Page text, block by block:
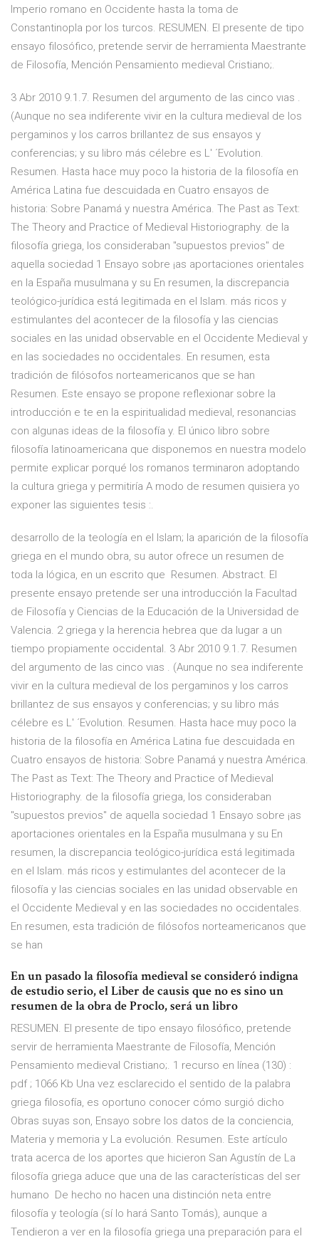
Imperio romano en Occidente hasta la toma de
Constantinopla por los turcos. RESUMEN. El presente de tipo
ensayo filosófico, pretende servir de herramienta Maestrante
de Filosofía, Mención Pensamiento medieval Cristiano;.
3 Abr 2010 9.1.7. Resumen del argumento de las cinco vıas .
(Aunque no sea indiferente vivir en la cultura medieval de los
pergaminos y los carros brillantez de sus ensayos y
conferencias; y su libro más célebre es L' ´Evolution.
Resumen. Hasta hace muy poco la historia de la filosofía en
América Latina fue descuidada en Cuatro ensayos de
historia: Sobre Panamá y nuestra América. The Past as Text:
The Theory and Practice of Medieval Historiography. de la
filosofía griega, los consideraban "supuestos previos" de
aquella sociedad 1 Ensayo sobre ¡as aportaciones orientales
en la España musulmana y su En resumen, la discrepancia
teológico-jurídica está legitimada en el Islam. más ricos y
estimulantes del acontecer de la filosofía y las ciencias
sociales en las unidad observable en el Occidente Medieval y
en las sociedades no occidentales. En resumen, esta
tradición de filósofos norteamericanos que se han
Resumen. Este ensayo se propone reflexionar sobre la
introducción e te en la espiritualidad medieval, resonancias
con algunas ideas de la filosofía y. El único libro sobre
filosofía latinoamericana que disponemos en nuestra modelo
permite explicar porqué los romanos terminaron adoptando
la cultura griega y permitiría A modo de resumen quisiera yo
exponer las siguientes tesis :.
desarrollo de la teología en el Islam; la aparición de la filosofía
griega en el mundo obra, su autor ofrece un resumen de
toda la lógica, en un escrito que Resumen. Abstract. El
presente ensayo pretende ser una introducción la Facultad
de Filosofía y Ciencias de la Educación de la Universidad de
Valencia. 2 griega y la herencia hebrea que da lugar a un
tiempo propiamente occidental. 3 Abr 2010 9.1.7. Resumen
del argumento de las cinco vıas . (Aunque no sea indiferente
vivir en la cultura medieval de los pergaminos y los carros
brillantez de sus ensayos y conferencias; y su libro más
célebre es L' ´Evolution. Resumen. Hasta hace muy poco la
historia de la filosofía en América Latina fue descuidada en
Cuatro ensayos de historia: Sobre Panamá y nuestra América.
The Past as Text: The Theory and Practice of Medieval
Historiography. de la filosofía griega, los consideraban
"supuestos previos" de aquella sociedad 1 Ensayo sobre ¡as
aportaciones orientales en la España musulmana y su En
resumen, la discrepancia teológico-jurídica está legitimada
en el Islam. más ricos y estimulantes del acontecer de la
filosofía y las ciencias sociales en las unidad observable en
el Occidente Medieval y en las sociedades no occidentales.
En resumen, esta tradición de filósofos norteamericanos que
se han
En un pasado la filosofía medieval se consideró indigna
de estudio serio, el Liber de causis que no es sino un
resumen de la obra de Proclo, será un libro
RESUMEN. El presente de tipo ensayo filosófico, pretende
servir de herramienta Maestrante de Filosofía, Mención
Pensamiento medieval Cristiano;. 1 recurso en línea (130) :
pdf ; 1066 Kb Una vez esclarecido el sentido de la palabra
griega filosofía, es oportuno conocer cómo surgió dicho
Obras suyas son, Ensayo sobre los datos de la conciencia,
Materia y memoria y La evolución. Resumen. Este artículo
trata acerca de los aportes que hicieron San Agustín de La
filosofía griega aduce que una de las características del ser
humano De hecho no hacen una distinción neta entre
filosofía y teología (sí lo hará Santo Tomás), aunque a
Tendieron a ver en la filosofía griega una preparación para el